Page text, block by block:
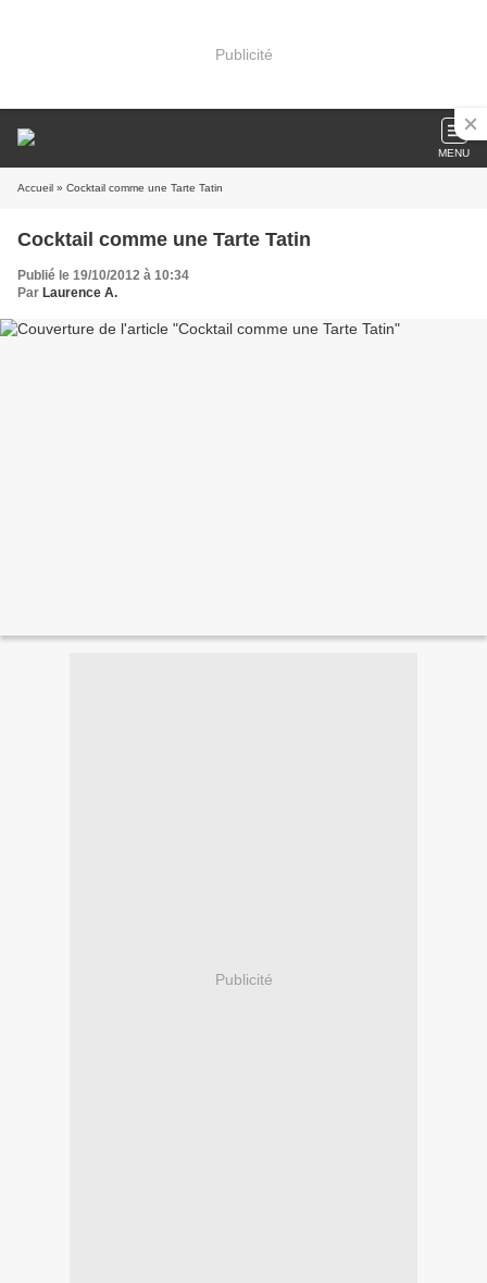
Publicité
MENU
Accueil » Cocktail comme une Tarte Tatin
Cocktail comme une Tarte Tatin
Publié le 19/10/2012 à 10:34
Par Laurence A.
Publicité